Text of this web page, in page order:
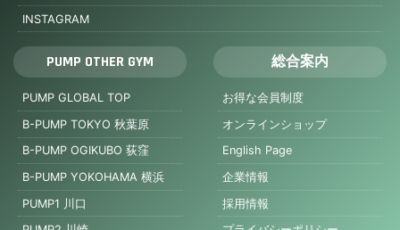
INSTAGRAM
PUMP OTHER GYM
PUMP GLOBAL TOP
B-PUMP TOKYO 秋葉原
B-PUMP OGIKUBO 荻窪
B-PUMP YOKOHAMA 横浜
PUMP1 川口
総合案内
お得な会員制度
オンラインショップ
English Page
企業情報
採用情報